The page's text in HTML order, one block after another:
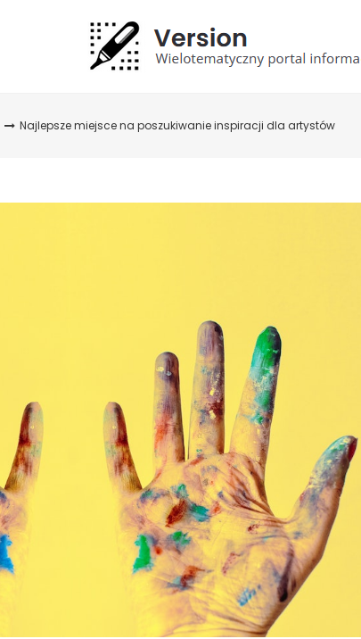
Najlepsze miejsce na poszukiwanie inspiracji dla artystów